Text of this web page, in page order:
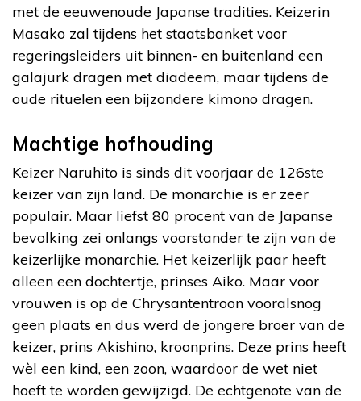
met de eeuwenoude Japanse tradities. Keizerin
Masako zal tijdens het staatsbanket voor
regeringsleiders uit binnen- en buitenland een
galajurk dragen met diadeem, maar tijdens de
oude rituelen een bijzondere kimono dragen.
Machtige hofhouding
Keizer Naruhito is sinds dit voorjaar de 126ste
keizer van zijn land. De monarchie is er zeer
populair. Maar liefst 80 procent van de Japanse
bevolking zei onlangs voorstander te zijn van de
keizerlijke monarchie. Het keizerlijk paar heeft
alleen een dochtertje, prinses Aiko. Maar voor
vrouwen is op de Chrysantentroon vooralsnog
geen plaats en dus werd de jongere broer van de
keizer, prins Akishino, kroonprins. Deze prins heeft
wèl een kind, een zoon, waardoor de wet niet
hoeft te worden gewijzigd. De echtgenote van de